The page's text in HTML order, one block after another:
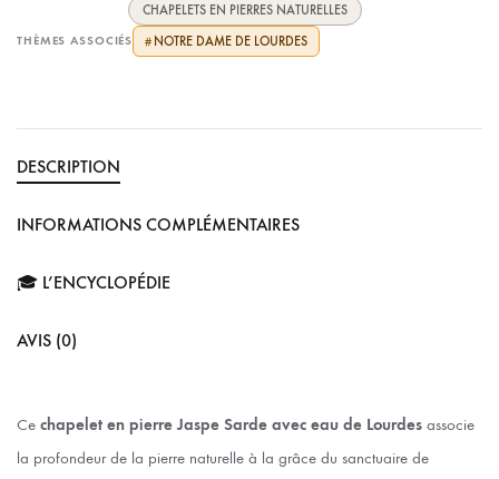
CHAPELETS EN PIERRES NATURELLES
THÈMES ASSOCIÉS # NOTRE DAME DE LOURDES
DESCRIPTION
INFORMATIONS COMPLÉMENTAIRES
🎓 L’ENCYCLOPÉDIE
AVIS (0)
Ce chapelet en pierre Jaspe Sarde avec eau de Lourdes associe
la profondeur de la pierre naturelle à la grâce du sanctuaire de